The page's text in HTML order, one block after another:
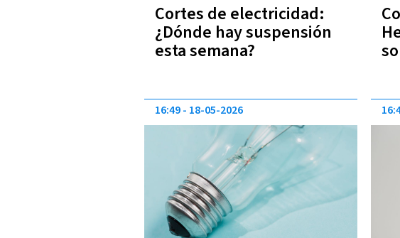
Cortes de electricidad:
¿Dónde hay suspensión
esta semana?
16:49 18-05-2026